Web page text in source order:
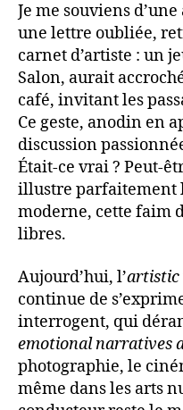
Je me souviens
une lettre oubliée,
carnet d’artiste : un
Salon, aurait
café, invitant les
Ce geste, anodin en
discussion
Était-ce vrai ? Peut-
illustre parfaitement
moderne, cette faim
libres.
Aujourd’hui, l’artistic
continue de
interrogent, qui
emotional narratives
photographie, le
même dans les arts